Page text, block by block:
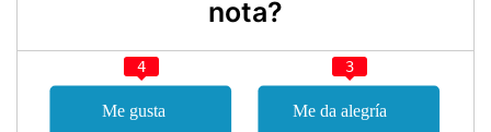
nota?
4 3